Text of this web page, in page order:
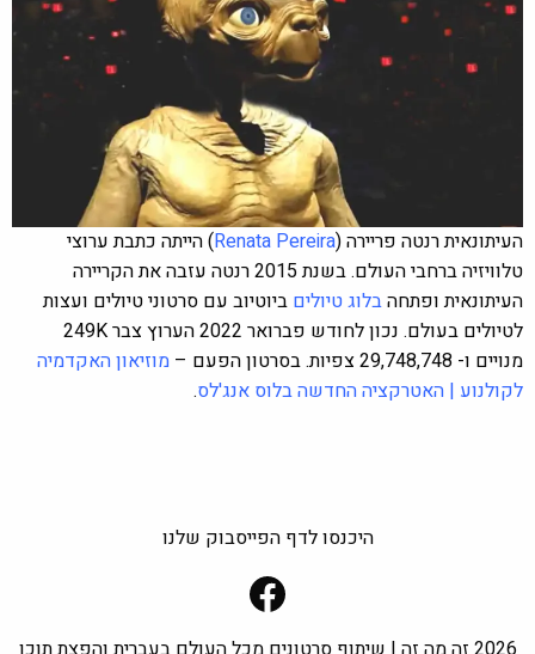
העיתונאית רנטה פריירה (Renata Pereira) הייתה כתבת ערוצי
טלוויזיה ברחבי העולם. בשנת 2015 רנטה עזבה את הקריירה
העיתונאית ופתחהבלוג טיוליםביוטיוב עםסרטוני טיולים ועצות
‏מנויים‏ ו- 29,748,748 צפיות. בסרטון הפעם –
מוזיאון האקדמיה
לקולנוע | האטרקציה החדשה בלוס אנג'לס.
היכנסו לדף הפייסבוק שלנו
Facebook